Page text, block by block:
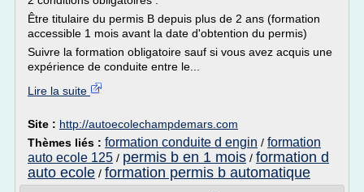
Être titulaire du permis B depuis plus de 2 ans (formation
accessible 1 mois avant la date d'obtention du permis)
Suivre la formation obligatoire sauf si vous avez acquis une
expérience de conduite entre le...
Lire la suite
Site : http://autoecolechampdemars.com
Thèmes liés : formation conduite d engin / formation
auto ecole 125 / permis b en 1 mois / formation d
auto ecole / formation permis b automatique